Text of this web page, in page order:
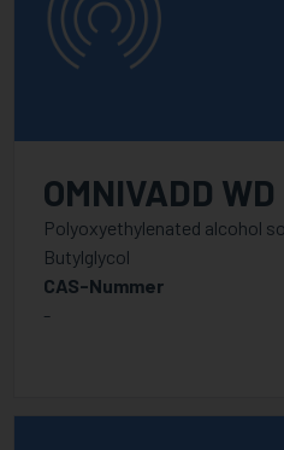
OMNIVADD
Polyoxyethylenated alcohol
Butylglycol
CAS-Nummer
-